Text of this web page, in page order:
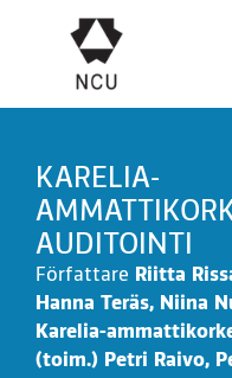
innehållet
KARELIA-
AUDITOINTI
Författare Riitta
Hanna Teräs, Niina
Karelia-
(toim.) Petri Raivo,